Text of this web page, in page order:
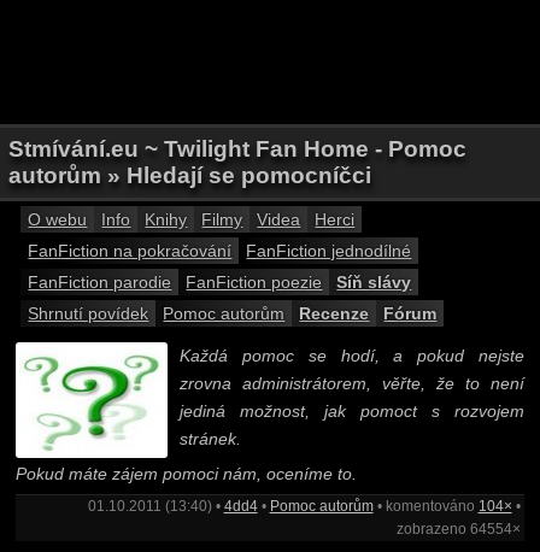
Stmívání.eu ~ Twilight Fan Home - Pomoc
autorům » Hledají se pomocníčci
O webu Info Knihy Filmy Videa
Herci
FanFiction na pokračování
FanFiction jednodílné
FanFiction parodie
FanFiction poezie
Síň slávy
Shrnutí povídek
Pomoc autorům Recenze Fórum
Každá pomoc se hodí, a pokud nejste
zrovna administrátorem, věřte, že to není
jediná možnost, jak pomoct s rozvojem
stránek.
Pokud máte zájem pomoci nám, oceníme to.
01.10.2011 (13:40) • 4dd4• Pomoc autorům• komentováno 104× •
zobrazeno 64554×